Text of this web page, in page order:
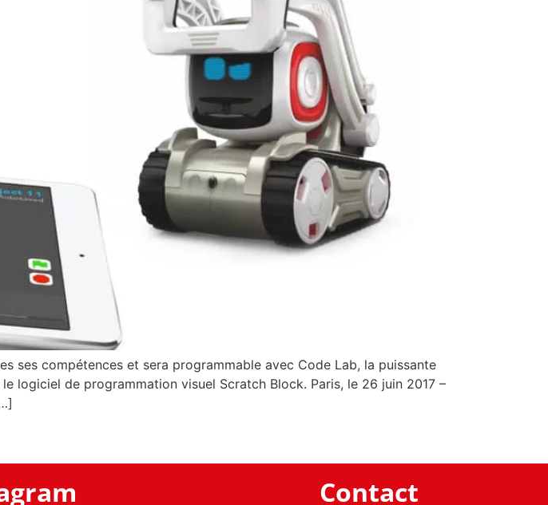
ses compétences et sera programmable avec Code Lab, la puissante
logiciel de programmation visuel Scratch Block. Paris, le 26 juin 2017 –
Contact